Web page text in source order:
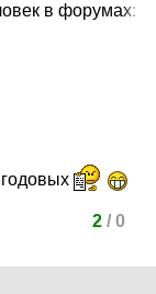
2/ 0